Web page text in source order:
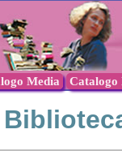
Media Catalogo